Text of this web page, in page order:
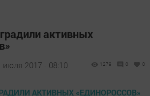
активных
июля 2017 - 08:10 1279 0 0